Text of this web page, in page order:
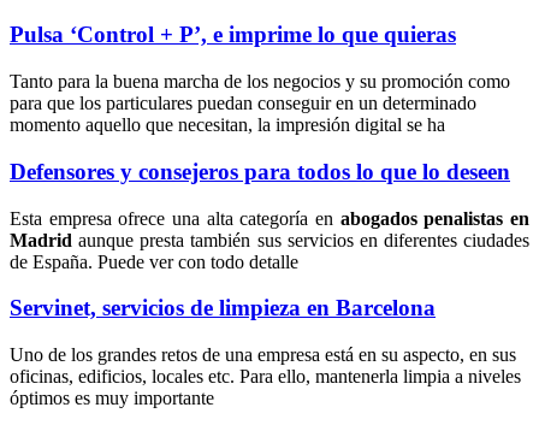
Pulsa ‘Control + P’, e imprime lo que quieras
Tanto para la buena marcha de los negocios y su promoción como
para que los particulares puedan conseguir en un determinado
momento aquello que necesitan, la impresión digital se ha
Defensores y consejeros para todos lo que lo deseen
Esta empresa ofrece una alta categoría en abogados penalistas en
Madrid aunque presta también sus servicios en diferentes ciudades
de España. Puede ver con todo detalle
Servinet, servicios de limpieza en Barcelona
Uno de los grandes retos de una empresa está en su aspecto, en sus
oficinas, edificios, locales etc. Para ello, mantenerla limpia a niveles
óptimos es muy importante